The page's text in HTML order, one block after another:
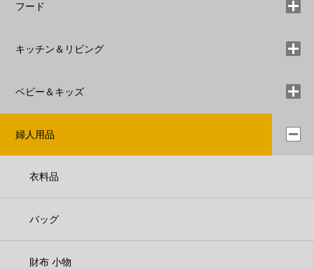
フード
キッチン＆リビング
ベビー＆キッズ
婦人用品
衣料品
バッグ
財布 小物